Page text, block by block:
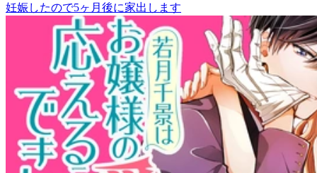
妊娠したので5ヶ月後に家出します